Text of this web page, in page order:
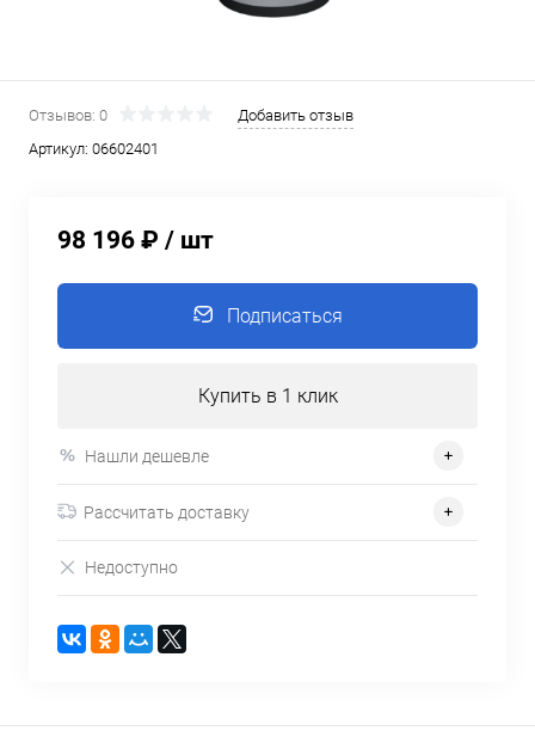
Отзывов: 0
Добавить отзыв
Артикул: 06602401
98 196 ₽ / шт
Подписаться
Купить в 1 клик
Нашли дешевле
Рассчитать доставку
Недоступно